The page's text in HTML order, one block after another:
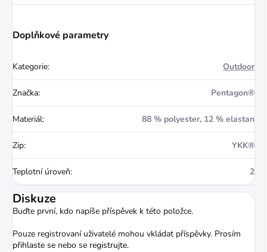
Doplňkové parametry
Kategorie: Outdoor
Značka: Pentagon®
Materiál: 88 % polyester, 12 % elastan
Zip: YKK®
Teplotní úroveň: 2
Diskuze
Buďte první, kdo napíše příspěvek k této položce.
Pouze registrovaní uživatelé mohou vkládat příspěvky. Prosím
přihlaste se nebo se registrujte.